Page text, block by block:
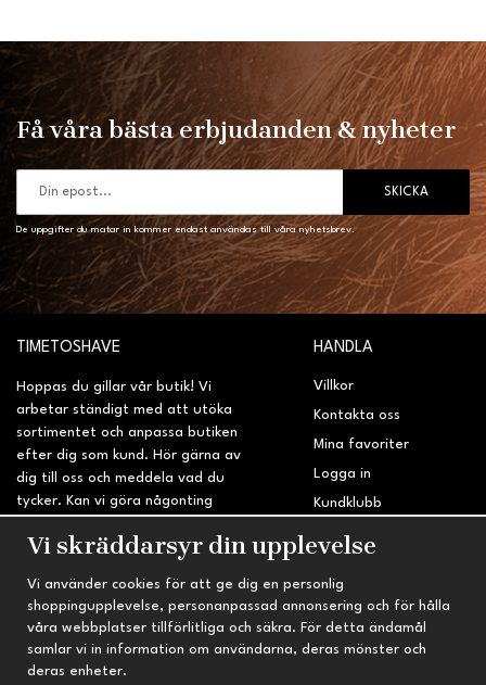
Få våra bästa erbjudanden & nyheter
SKICKA
De uppgifter du matar in kommer endast användas till våra nyhetsbrev.
TIMETOSHAVE
Hoppas du gillar vår butik! Vi
arbetar ständigt med att utöka
sortimentet och anpassa butiken
efter dig som kund. Hör gärna av
dig till oss och meddela vad du
tycker. Kan vi göra någonting
sidan?
HANDLA
Villkor
Kontakta oss
Mina favoriter
Logga in
Kundklubb
Retur & Reklamation
INFORMATION
Om oss
Nyheter
TRYGG HANDEL
Fri frakt vid köp över 695 kr
Vi skräddarsyr din upplevelse
Vi använder cookies för att ge dig en personlig
shoppingupplevelse, personanpassad annonsering och för hålla
våra webbplatser tillförlitliga och säkra. För detta ändamål
samlar vi in information om användarna, deras mönster och
deras enheter.